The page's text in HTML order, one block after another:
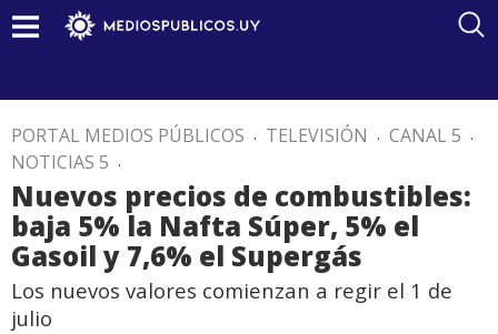
PORTAL MEDIOS PÚBLICOS . TELEVISIÓN . CANAL 5 .
NOTICIAS 5 .
Nuevos precios de combustibles:
baja 5% la Nafta Súper, 5% el
Gasoil y 7,6% el Supergás
Los nuevos valores comienzan a regir el 1 de
julio